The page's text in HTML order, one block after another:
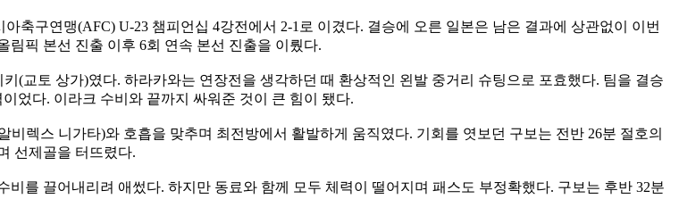
축구연맹(AFC) U-23 챔피언십 4강전에서 2-1로 이겼다. 결승에 오른 일본은 남은 결과에 상관없이 이번
림픽 본선 진출 이후 6회 연속 본선 진출을 이뤘다.
(교토 상가)였다. 하라카와는 연장전을 생각하던 때 환상적인 왼발 중거리 슈팅으로 포효했다. 팀을 결승
었다. 이라크 수비와 끝까지 싸워준 것이 큰 힘이 됐다.
렉스 니가타)와 호흡을 맞추며 최전방에서 활발하게 움직였다. 기회를 엿보던 구보는 전반 26분 절호의
선제골을 터뜨렸다.
를 끌어내리려 애썼다. 하지만 동료와 함께 모두 체력이 떨어지며 패스도 부정확했다. 구보는 후반 32분